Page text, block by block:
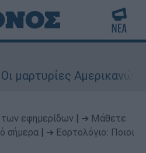
Αμερικανών που
εφημερίδων
➔ Μάθετε
σήμερα
➔ Εορτολόγιο: Ποιοι